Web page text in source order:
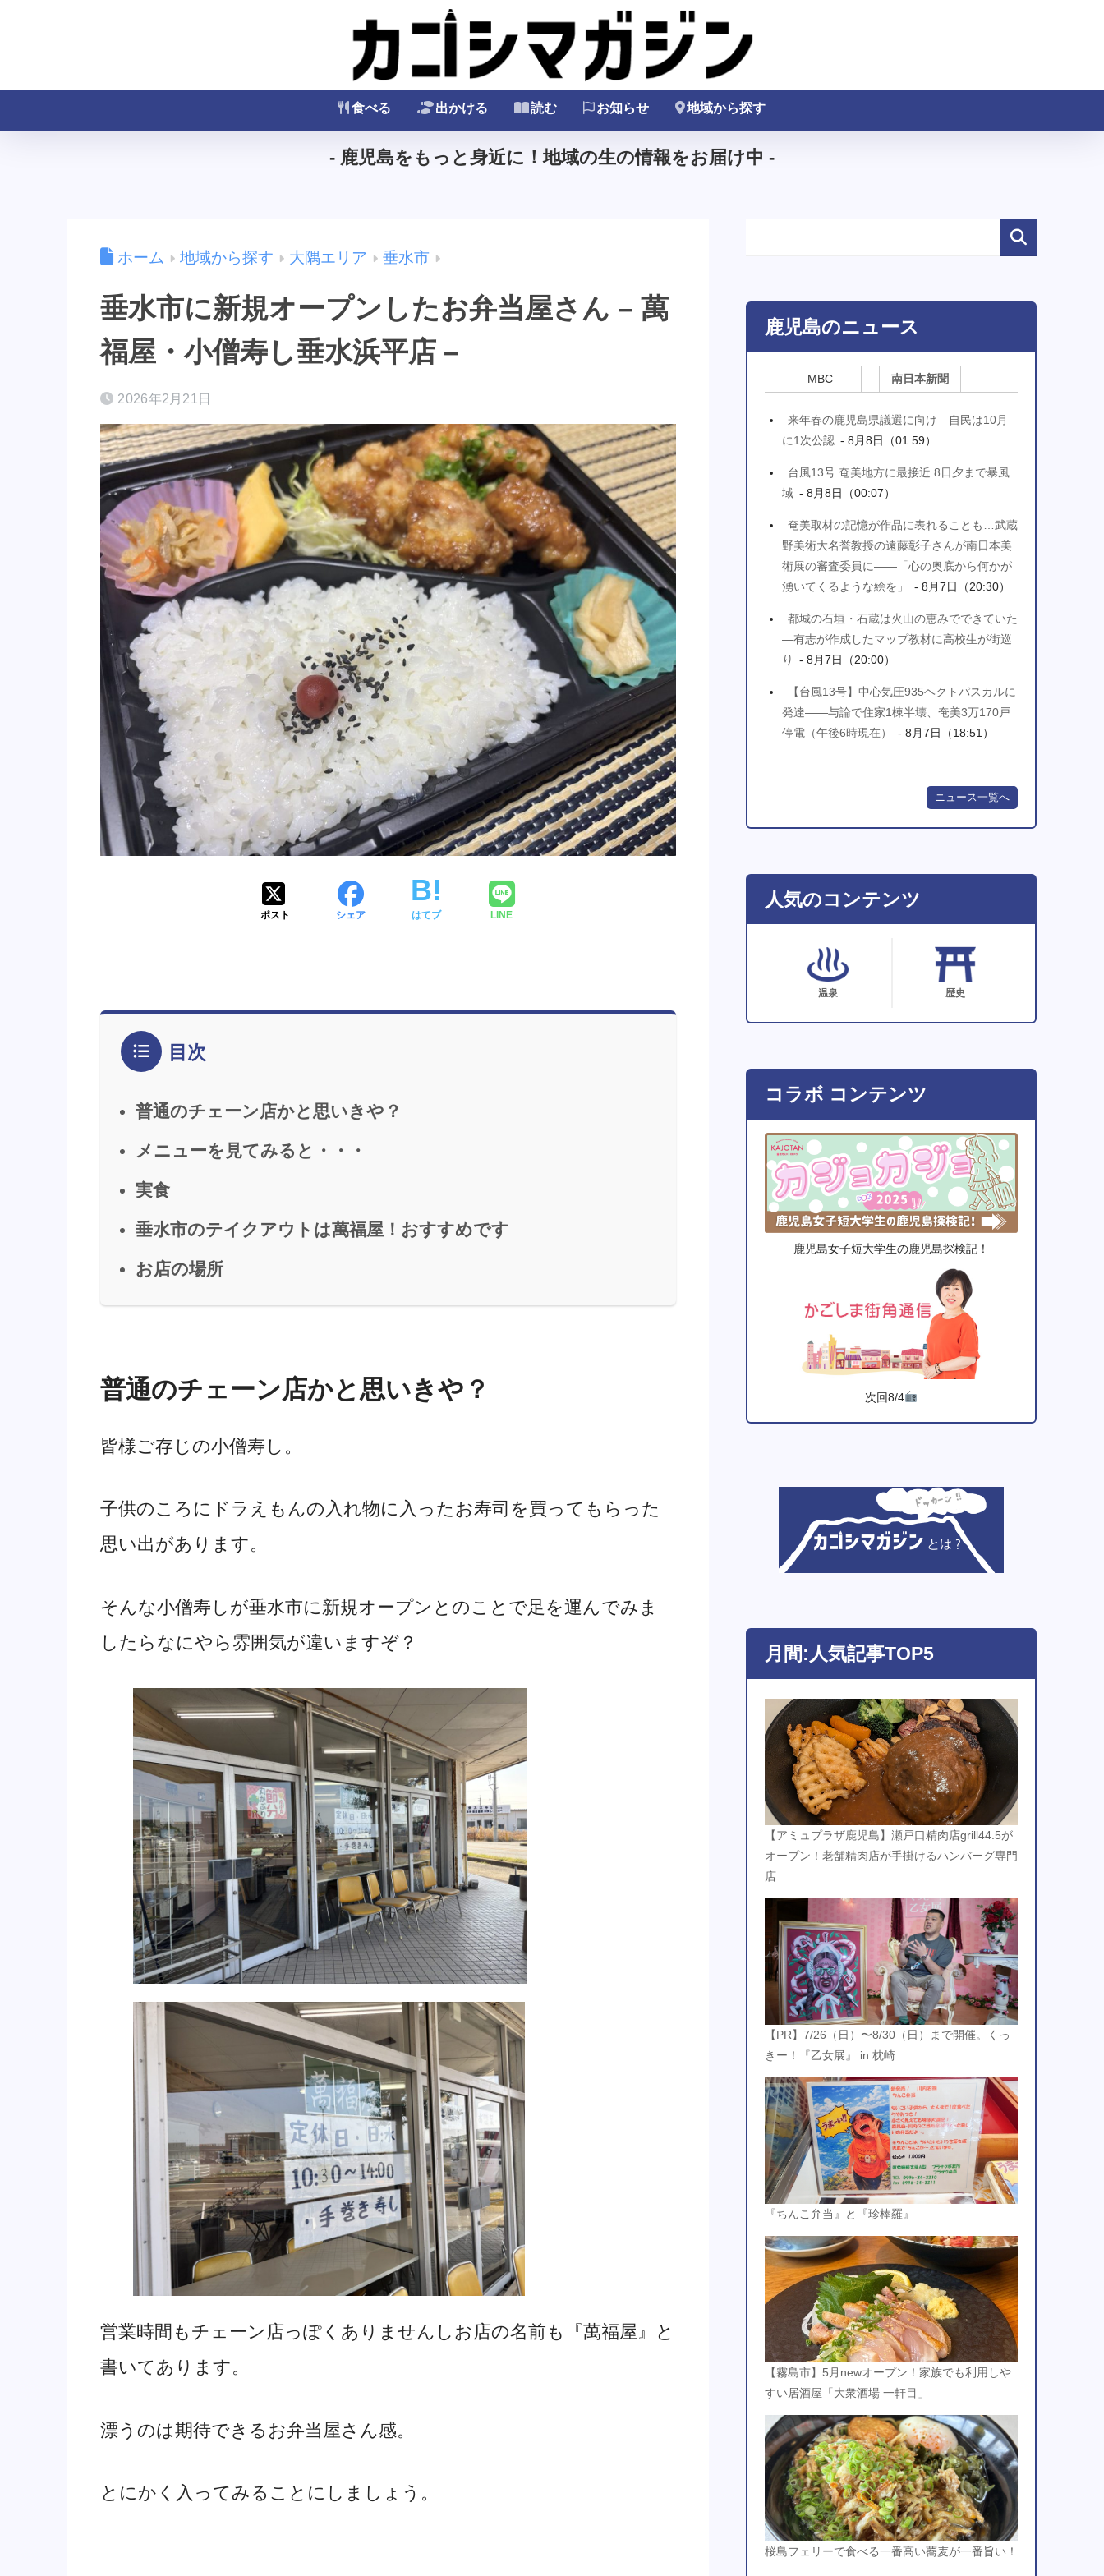
食べる 出かける 読む お知らせ 地域から探す
- 鹿児島をもっと身近に！地域の生の情報をお届け中 -
ホーム 地域から探す 大隅エリア 垂水市
垂水市に新規オープンしたお弁当屋さん – 萬
福屋・小僧寿し垂水浜平店 –
2026年2月21日
ポスト シェア はてブ LINE
目次
普通のチェーン店かと思いきや？
メニューを見てみると・・・
実食
垂水市のテイクアウトは萬福屋！おすすめです
お店の場所
普通のチェーン店かと思いきや？
皆様ご存じの小僧寿し。
子供のころにドラえもんの入れ物に入ったお寿司を買ってもらった
思い出があります。
そんな小僧寿しが垂水市に新規オープンとのことで足を運んでみま
したらなにやら雰囲気が違いますぞ？
営業時間もチェーン店っぽくありませんしお店の名前も『萬福屋』と
書いてあります。
漂うのは期待できるお弁当屋さん感。
とにかく入ってみることにしましょう。
鹿児島のニュース
MBC 南日本新聞
来年春の鹿児島県議選に向け 自民は10月
に1次公認 - 8月8日（01:59）
台風13号 奄美地方に最接近 8日夕まで暴風
域 - 8月8日（00:07）
奄美取材の記憶が作品に表れることも…武蔵
野美術大名誉教授の遠藤彰子さんが南日本美
術展の審査委員に――「心の奥底から何かが
湧いてくるような絵を」
- 8月7日（20:30）
都城の石垣・石蔵は火山の恵みでできていた
―有志が作成したマップ教材に高校生が街巡
り
- 8月7日（20:00）
【台風13号】中心気圧935ヘクトパスカルに
発達――与論で住家1棟半壊、奄美3万170戸
停電（午後6時現在）
- 8月7日（18:51）
ニュース一覧へ
人気のコンテンツ
温泉 歴史
コラボ コンテンツ
鹿児島女子短大学生の鹿児島探検記！
次回8/4
月間:人気記事TOP5
【アミュプラザ鹿児島】瀬戸口精肉店grill44.5が
オープン！老舗精肉店が手掛けるハンバーグ専門
店
【PR】7/26（日）〜8/30（日）まで開催。くっ
きー！『乙女展』 in 枕崎
『ちんこ弁当』と『珍棒羅』
【霧島市】5月newオープン！家族でも利用しや
すい居酒屋「大衆酒場 一軒目」
桜島フェリーで食べる一番高い蕎麦が一番旨い！